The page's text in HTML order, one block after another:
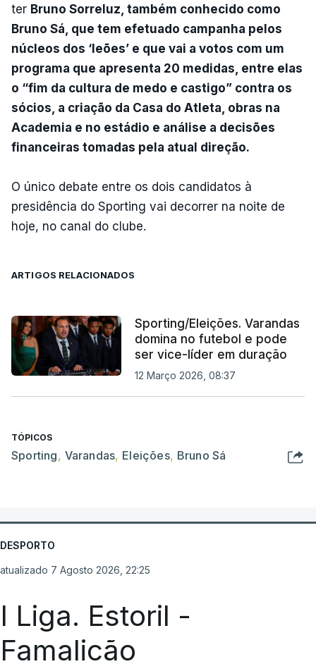
ter Bruno Sorreluz, também conhecido como
Bruno Sá, que tem efetuado campanha pelos
núcleos dos ‘leões’ e que vai a votos com um
programa que apresenta 20 medidas, entre elas
o “fim da cultura de medo e castigo” contra os
sócios, a criação da Casa do Atleta, obras na
Academia e no estádio e análise a decisões
financeiras tomadas pela atual direção.
O único debate entre os dois candidatos à
presidência do Sporting vai decorrer na noite de
hoje, no canal do clube.
ARTIGOS RELACIONADOS
Sporting/Eleições. Varandas
domina no futebol e pode
ser vice-líder em duração
12 Março 2026, 08:37
TÓPICOS
Sporting, Varandas, Eleições, Bruno Sá
DESPORTO
atualizado 7 Agosto 2026, 22:25
I Liga. Estoril -
Famalicão